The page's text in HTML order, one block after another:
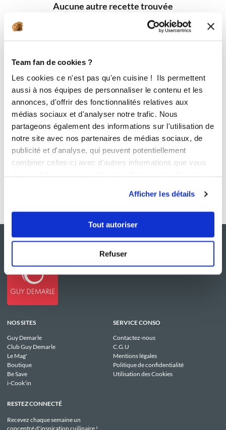
Team fan de cookies ?
Les cookies ce n'est pas qu'en cuisine ! Ils permettent
aussi à nos équipes de personnaliser le contenu et les
annonces, d'offrir des fonctionnalités relatives aux
médias sociaux et d'analyser notre trafic. Nous
partageons également des informations sur l'utilisation de
notre site avec nos partenaires de médias sociaux, de
publicité et d'analyse, qui peuvent potentiellement
combiner celles-ci avec d'autres informations que vous
Afficher les détails
Tout autoriser
Refuser
Aucune autre recette trouvée
NOS SITES
Guy Demarle
Club Guy Demarle
Le Mag'
Boutique
Be Save
i-Cook'in
SERVICE CONSO
Contactez-nous
C.G.U
Mentions légales
Politique de confidentialité
Utilisation des Cookies
RESTEZ CONNECTÉ
Recevez chaque semaine un
concentré d'inspiration cuilinaire !